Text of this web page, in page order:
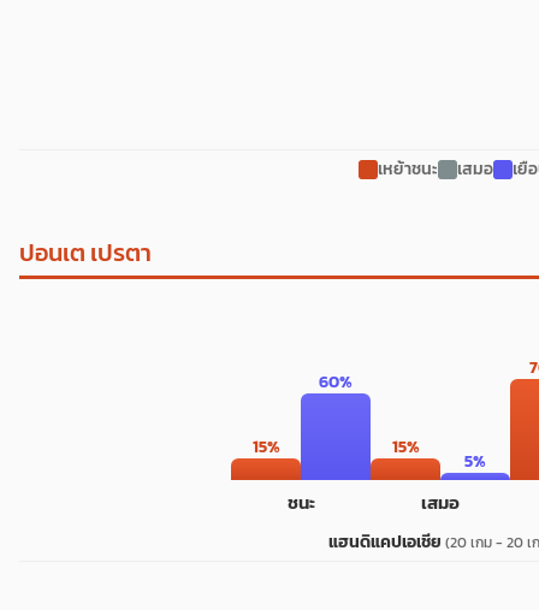
เหย้าชนะ เสมอ เยื
ปอนเต เปรตา
15%
60%
ชนะ
15%
5%
เสมอ
แฮนดิแคปเอเชีย (20 เกม - 20 เ